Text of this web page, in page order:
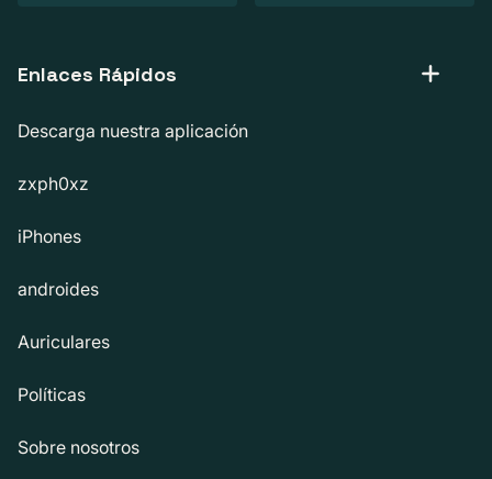
Enlaces Rápidos
Descarga nuestra aplicación
zxph0xz
iPhones
androides
Auriculares
Políticas
Sobre nosotros